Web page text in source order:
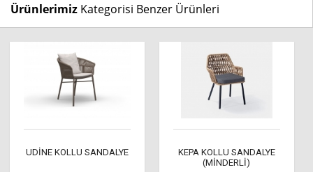
Ürünlerimiz Kategorisi Benzer Ürünleri
UDİNE KOLLU SANDALYE
KEPA KOLLU SANDALYE
(MİNDERLİ)